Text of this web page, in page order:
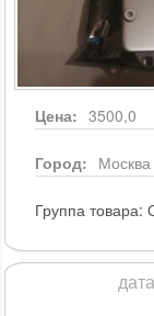
Цена: 3500,0
Город: Москва
Группа товара: